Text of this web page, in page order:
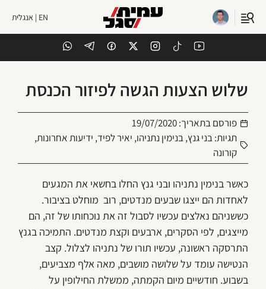
EN | אנגלית
שלוש הצעות הגשה לפיזור הכנסת
פורסם בתאריך:19/07/2020
תגיות:בני גנץ,בנימין נתניהו, יאיר לפיד, ידיעות אחרונות,
קורונה
כאשר בנימין נתניהו ובני גנץ החלו בחשאי את המגעים
לאחדות הם ייצגו שבעים מנדטים, רוב מוחלט בציבור.
כששניהם נאלצים עכשיו לסבול זה את נוכחותו של זה, הם
מייצגים, לפי הסקרים, ארבעים וקצת מנדטים. התמיכה בגנץ
התרסקה ראשונה, עכשיו תורו של נתניהו לצלול. קצב
הנטישה עומד על שלושה מושבים, מאה אלף מצביעים,
בשבוע. חודשיים מיום הקמתה, ממשלת החילופין על